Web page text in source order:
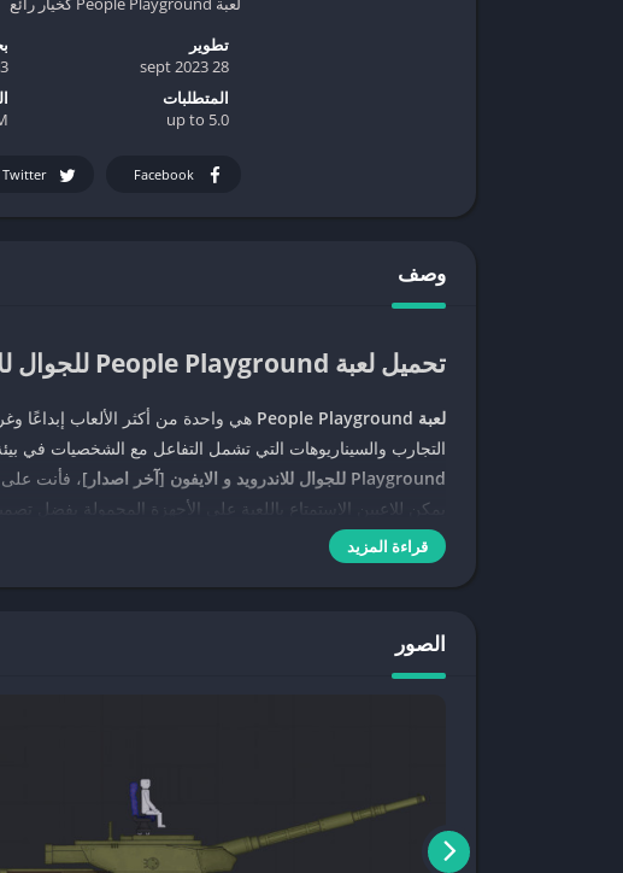
تطوير
28 sept 2023
المتطلبات
5.0 up to
Facebook
Twitter
وصف
تحميل لعبة People Playground للجوال للاندرويد و الايفون [آخر اصدار]
لعبة People Playground
هي واحدة من أكثر الألعاب إبداعًا
التجارب والسيناريوهات التي تشمل التفاعل مع الشخصيات في
Playground للجوال للاندرويد و الايفون [آخر اصدار]
، فأنت على
يمكن للاعبين الاستمتاع باللعبة على الأجهزة المحمولة بفضل
مميزات لعبة People Playground على الجوال
متقدمة تتيح لك التحكم في مختلف السيناريوهات والتجارب.
العناصر والشخصيات في اللعبة. بالإضافة إلى ذلك، يتميز
لتنزيللعبة People Playground على جهازأندرويد
جيجابايت. بعد العثور على اللعبة، يمكنك تنزيلها وتثبيتها
قراءة المزيد
الصور